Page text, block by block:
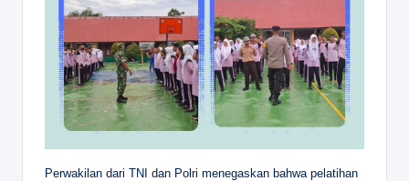
Perwakilan dari TNI dan Polri menegaskan bahwa pelatihan